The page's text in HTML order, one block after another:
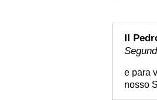
II
e para
nosso